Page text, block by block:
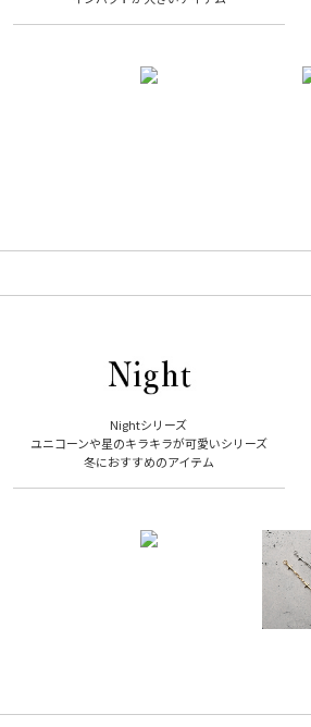
Nightシリーズ
ユニコーンや星のキラキラが可愛いシリーズ
冬におすすめのアイテム